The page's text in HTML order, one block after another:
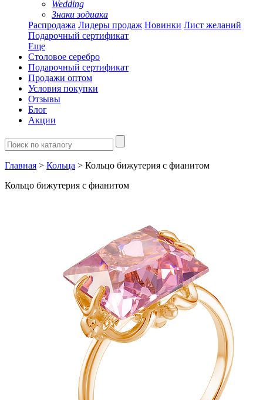
Wedding
Знаки зодиака
Распродажа Лидеры продаж Новинки Лист желаний
Подарочный сертификат
Еще
Столовое серебро
Подарочный сертификат
Продажи оптом
Условия покупки
Отзывы
Блог
Акции
Главная > Кольца > Кольцо бижутерия с фианитом
Кольцо бижутерия с фианитом